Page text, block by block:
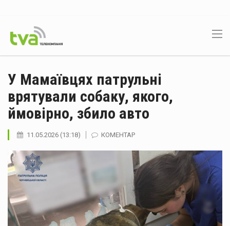
У Мамаївцях патрульні
врятували собаку, якого,
ймовірно, збило авто
11.05.2026 (13:18) КОМЕНТАР